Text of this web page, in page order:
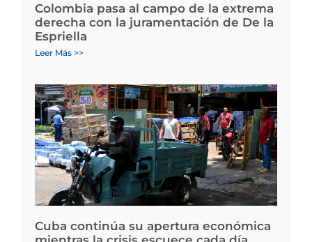
Colombia pasa al campo de la extrema
derecha con la juramentación de De la
Espriella
Leer Más >>
Cuba continúa su apertura económica